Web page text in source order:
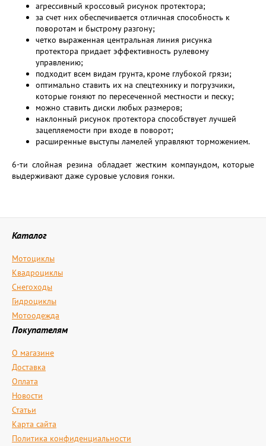
агрессивный кроссовый рисунок протектора;
за счет них обеспечивается отличная способность к
поворотам и быстрому разгону;
четко выраженная центральная линия рисунка
протектора придает эффективность рулевому
управлению;
подходит всем видам грунта, кроме глубокой грязи;
оптимально ставить их на спецтехнику и погрузчики,
которые гоняют по пересеченной местности и песку;
можно ставить диски любых размеров;
наклонный рисунок протектора способствует лучшей
зацепляемости при входе в поворот;
расширенные выступы ламелей управляют торможением.
6-ти слойная резина обладает жестким компаундом, которые
выдерживают даже суровые условия гонки.
Каталог
Мотоциклы
Квадроциклы
Снегоходы
Гидроциклы
Мотоодежда
Покупателям
О магазине
Доставка
Оплата
Новости
Статьи
Карта сайта
Политика конфиденциальности